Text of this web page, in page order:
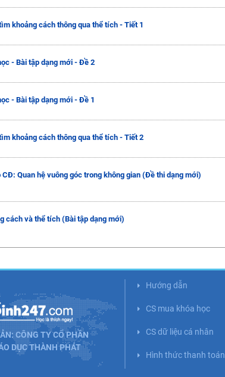
khoảng cách thông qua thể tích - Tiết 1
- Bài tập dạng mới - Đề 2
- Bài tập dạng mới - Đề 1
khoảng cách thông qua thể tích - Tiết 2
CĐ: Quan hệ vuông góc trong không gian (Đề thi dạng mới)
cách và thể tích (Bài tập dạng mới)
CÔNG TY CỔ PHẦN
DỤC THÀNH PHÁT
Hướng dẫn
CS mua khóa học
CS dữ liệu cá nhân
Hình thức thanh toán